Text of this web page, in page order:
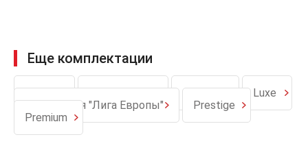
Тройное срабатывание указателей поворота при
однократном нажатии
Электроусилитель руля
4 динамика
Климат-контроль
Еще комплектации
Comfort
Luxe
Спец. серия "Лига Европы"
Prestige
Premium